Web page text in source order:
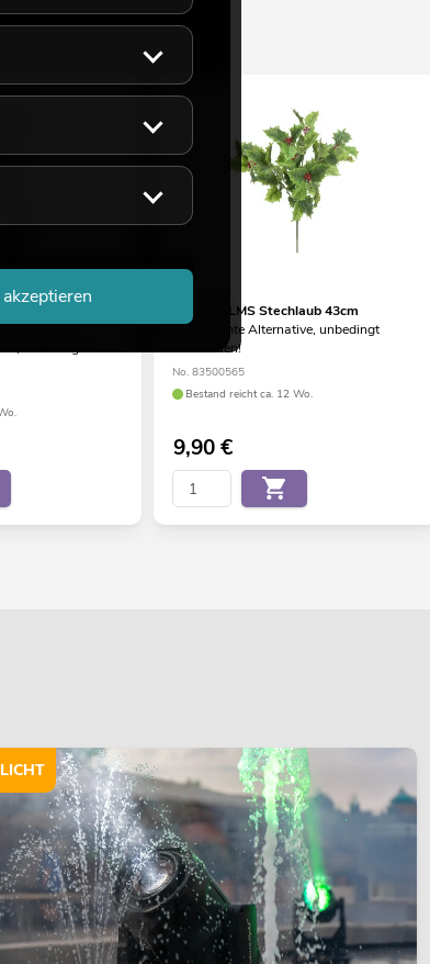
rot
unbedingt
EUROPALMS Stechlaub 43cm
interessante Alternative, unbedingt
anschauen!
No. 83500565
Bestand reicht ca. 12 Wo.
9,90€
LICHT